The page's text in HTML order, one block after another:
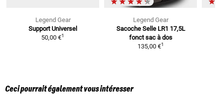
Legend Gear
Support Universel
50,00 €1
Legend Gear
Sacoche Selle LR1 17,5L
fonct sac à dos
135,00 €1
Ceci pourrait également vous intéresser